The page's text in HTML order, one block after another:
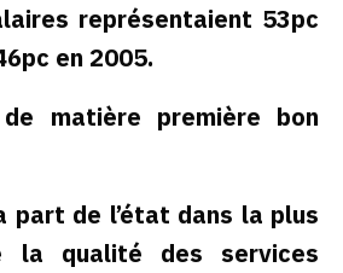
représentaient 53pc
en 2005.
matière première bon
part de l’état dans la plus
la qualité des services